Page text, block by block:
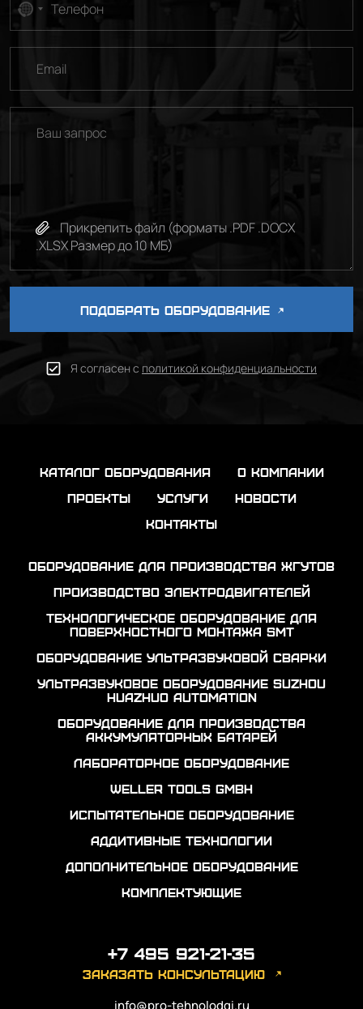
No
Прикрепить файл (форматы .PDF .DOCX
.XLSX Размер до 10 МБ)
ПОДОБРАТЬ ОБОРУДОВАНИЕ
Я согласен с политикой конфиденциальности
каталог оборудования
о компании
проекты
услуги
новости
контакты
Оборудование для производства жгутов
Производство электродвигателей
Технологическое оборудование для
поверхностного монтажа SMT
Оборудование ультразвуковой сварки
Ультразвуковое оборудование Suzhou
Huazhuo automation
Оборудование для производства
аккумуляторных батарей
Лабораторное оборудование
Weller Tools GmbH
Испытательное оборудование
Аддитивные технологии
Дополнительное оборудование
Комплектующие
+7 495 921-21-35
заказать консультацию
info@pro-tehnolodgi.ru